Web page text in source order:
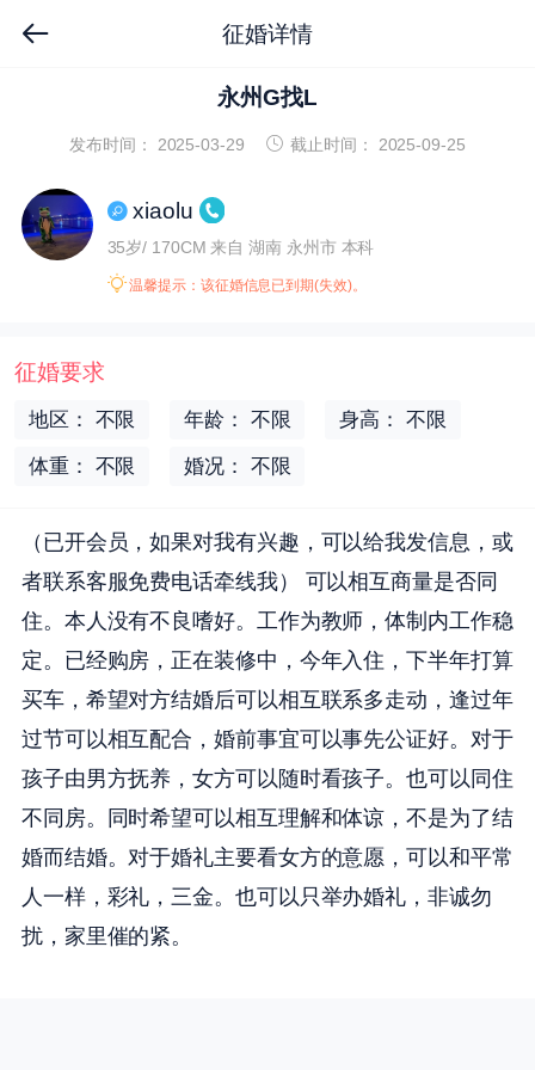
征婚详情
永州G找L
发布时间： 2025-03-29 截止时间： 2025-09-25
xiaolu
35岁/ 170CM 来自 湖南 永州市 本科
温馨提示：该征婚信息已到期(失效)。
征婚要求
地区： 不限 年龄： 不限 身高： 不限
体重： 不限 婚况： 不限
（已开会员，如果对我有兴趣，可以给我发信息，或
者联系客服免费电话牵线我） 可以相互商量是否同
住。本人没有不良嗜好。工作为教师，体制内工作稳
定。已经购房，正在装修中，今年入住，下半年打算
买车，希望对方结婚后可以相互联系多走动，逢过年
过节可以相互配合，婚前事宜可以事先公证好。对于
孩子由男方抚养，女方可以随时看孩子。也可以同住
不同房。同时希望可以相互理解和体谅，不是为了结
婚而结婚。对于婚礼主要看女方的意愿，可以和平常
人一样，彩礼，三金。也可以只举办婚礼，非诚勿
扰，家里催的紧。